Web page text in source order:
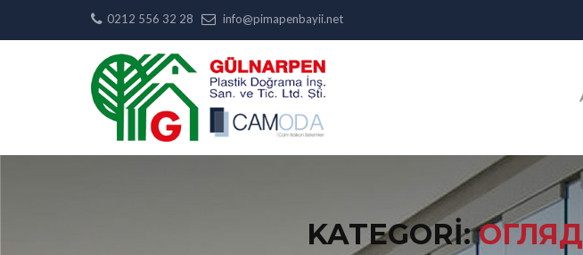
0212 556 32 28 info@pimapenbayii.net
KATEGORI: